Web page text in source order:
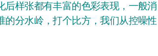
的分水岭，打个比方，我们从控噪性